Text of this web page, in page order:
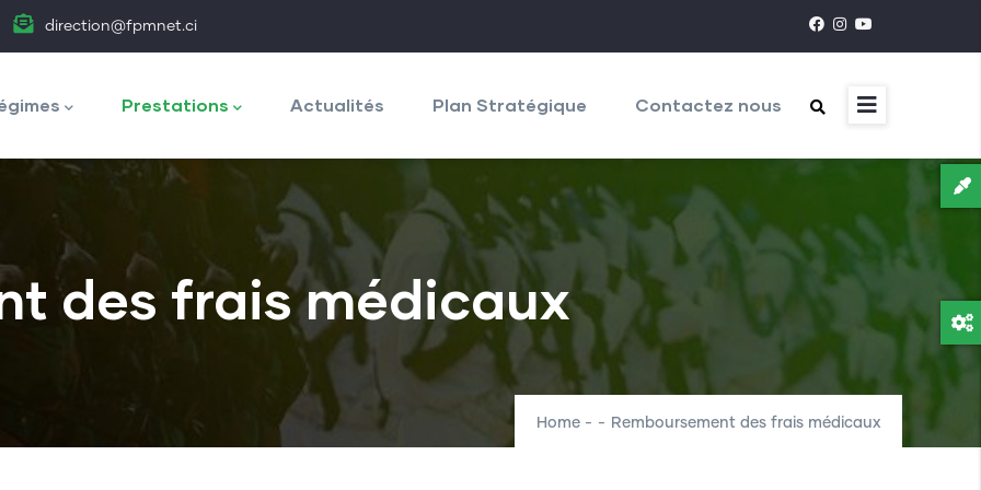
direction@fpmnet.ci
Prestations Actualités Plan Stratégique Contactez nous
des frais médicaux
Home - - Remboursement des frais médicaux